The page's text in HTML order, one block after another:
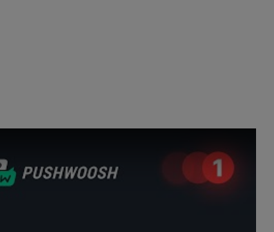
เพื่อติดตามตัวชี้วัดสำคัญ วิเคราะห์ข้อมูลเชิงลึก